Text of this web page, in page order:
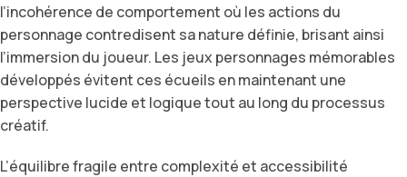
l’incohérence de comportement où les actions du
personnage contredisent sa nature définie, brisant ainsi
l’immersion du joueur. Les jeux personnages mémorables
développés évitent ces écueils en maintenant une
perspective lucide et logique tout au long du processus
créatif.
L’équilibre fragile entre complexité et accessibilité